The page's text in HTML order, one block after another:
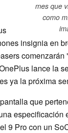
mes que
como
insignia en
comenzarán
lance la
ya la próxima
que
especificación
9 Pro con un